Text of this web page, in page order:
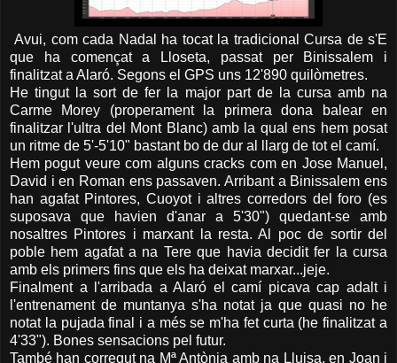
Avui, com cada Nadal ha tocat la tradicional Cursa de s'E
que ha començat a Lloseta, passat per Binissalem i
finalitzat a Alaró. Segons el GPS uns 12'890 quilòmetres.
He tingut la sort de fer la major part de la cursa amb na
Carme Morey (properament la primera dona balear en
finalitzar l'ultra del Mont Blanc) amb la qual ens hem posat
un ritme de 5'-5'10" bastant bo de dur al llarg de tot el camí.
Hem pogut veure com alguns cracks com en Jose Manuel,
David i en Roman ens passaven. Arribant a Binissalem ens
han agafat Pintores, Cuoyot i altres corredors del foro (es
suposava que havien d'anar a 5'30") quedant-se amb
nosaltres Pintores i marxant la resta. Al poc de sortir del
poble hem agafat a na Tere que havia decidit fer la cursa
amb els primers fins que els ha deixat marxar...jeje.
Finalment a l'arribada a Alaró el camí picava cap adalt i
l'entrenament de muntanya s'ha notat ja que quasi no he
notat la pujada final i a més se m'ha fet curta (he finalitzat a
4'33"). Bones sensacions pel futur.
També han corregut na Mª Antònia amb na Lluisa, en Joan i